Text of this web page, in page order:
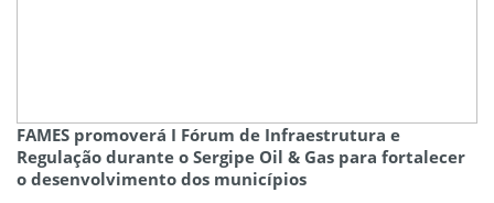
FAMES promoverá I Fórum de Infraestrutura e
Regulação durante o Sergipe Oil & Gas para fortalecer
o desenvolvimento dos municípios